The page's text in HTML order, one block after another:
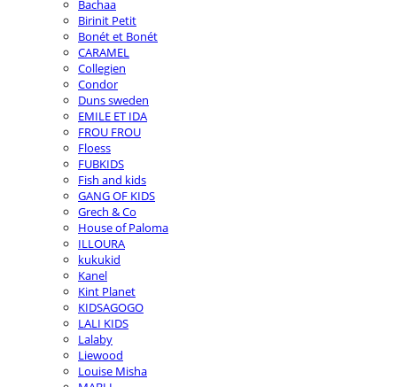
Bachaa
Birinit Petit
Bonét et Bonét
CARAMEL
Collegien
Condor
Duns sweden
EMILE ET IDA
FROU FROU
Floess
FUBKIDS
Fish and kids
GANG OF KIDS
Grech & Co
House of Paloma
ILLOURA
kukukid
Kanel
Kint Planet
KIDSAGOGO
LALI KIDS
Lalaby
Liewood
Louise Misha